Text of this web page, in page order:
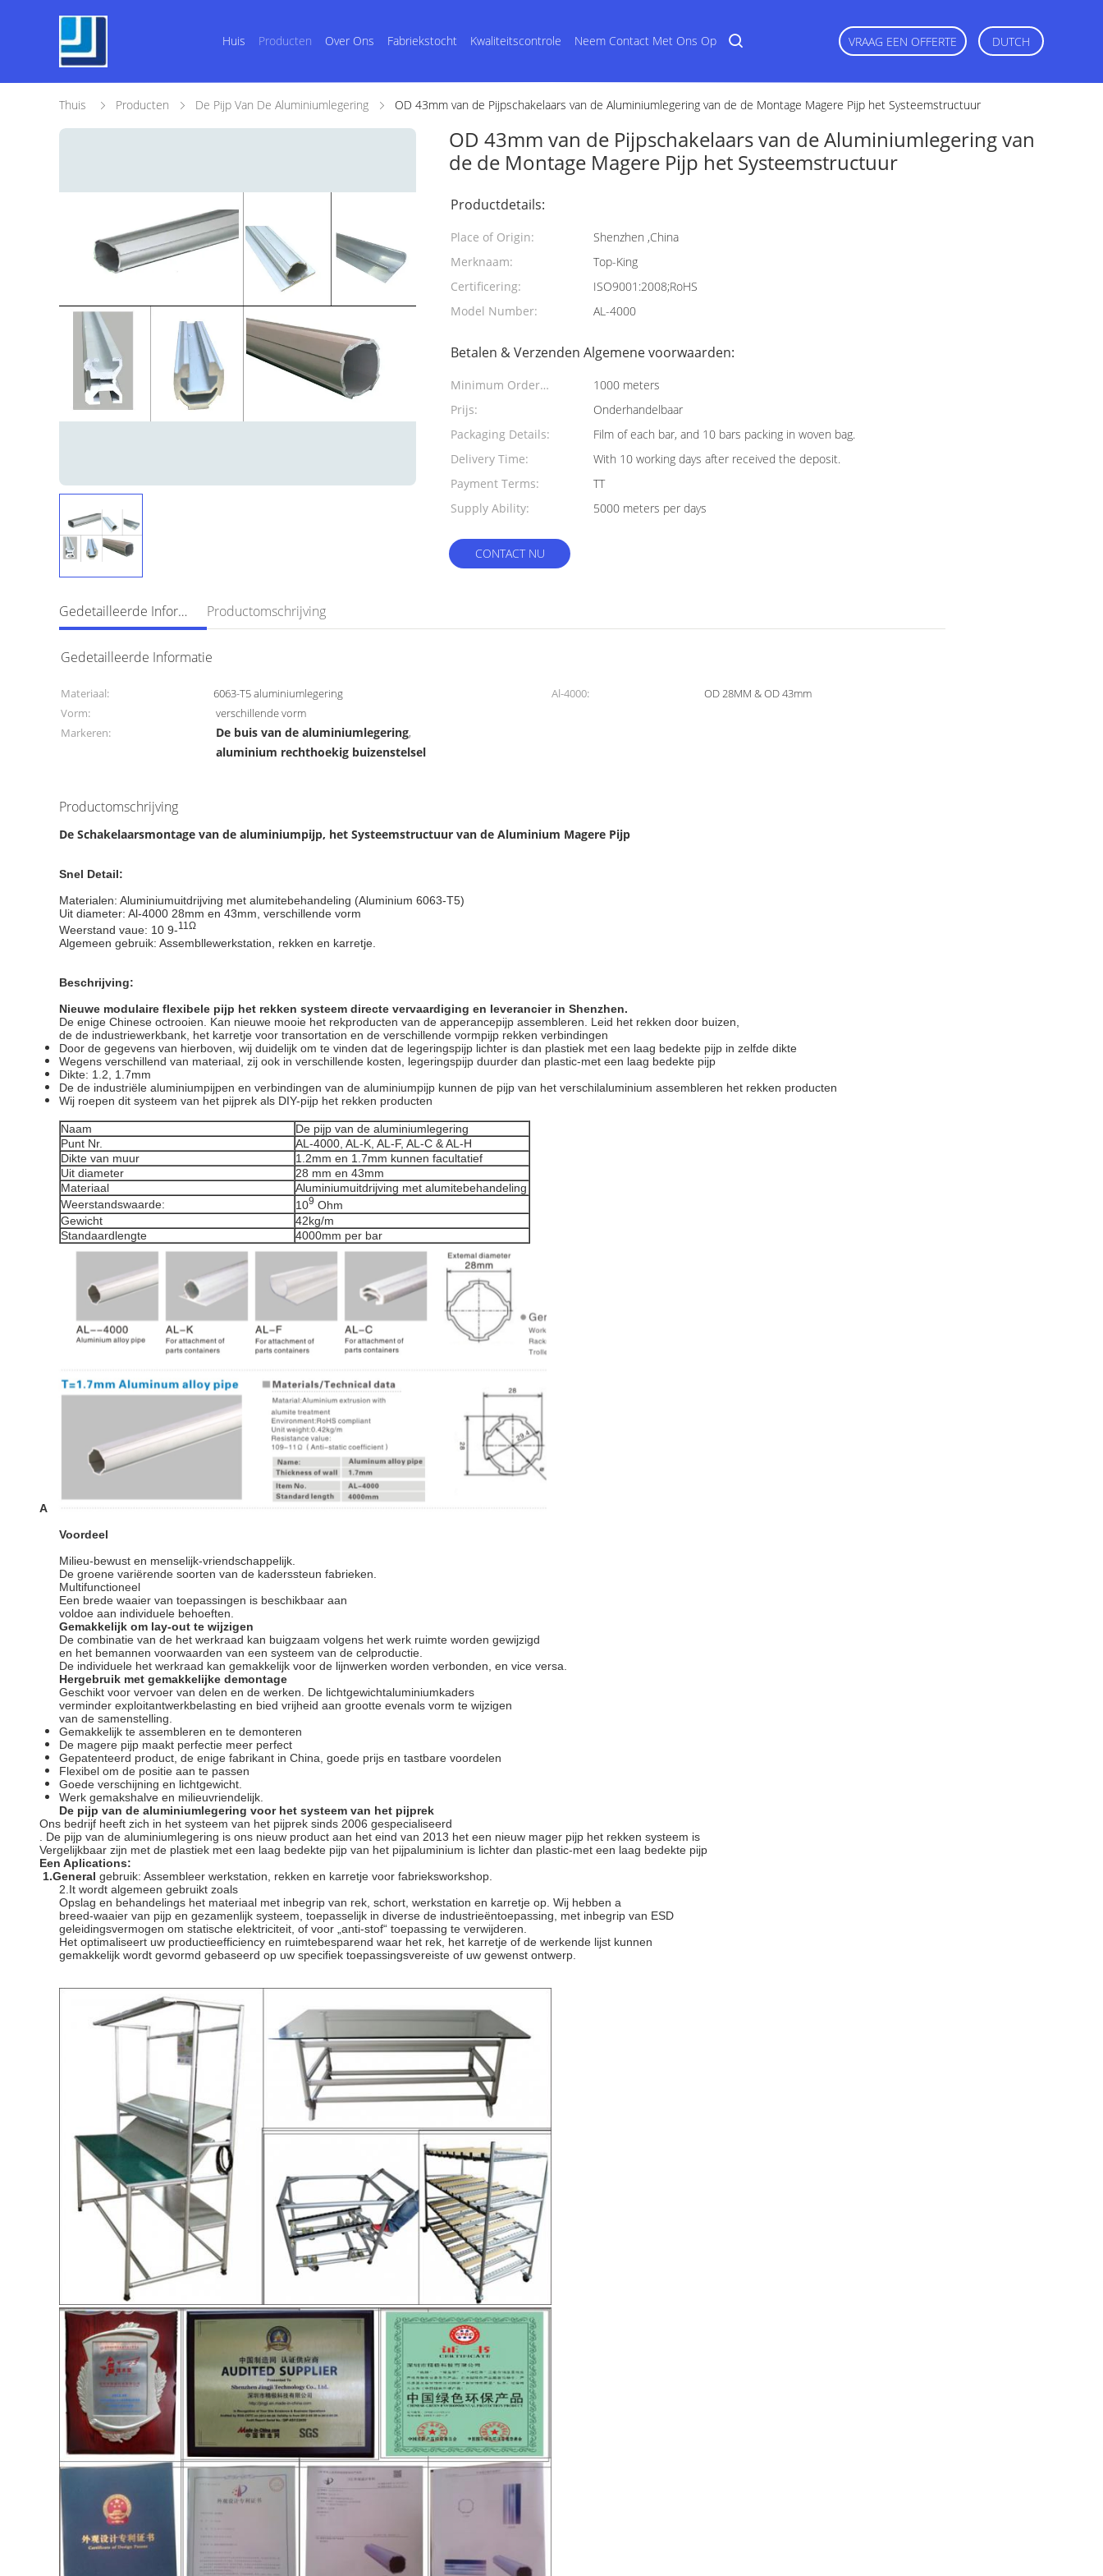
Huis Producten Over Ons Fabriekstocht Kwaliteitscontrole Neem Contact Met Ons Op VRAAG EEN OFFERTE DUTCH
Thuis Producten De Pijp Van De Aluminiumlegering OD 43mm van de Pijpschakelaars van de Aluminiumlegering van de de Montage Magere Pijp het Systeemstructuur
OD 43mm van de Pijpschakelaars van de Aluminiumlegering van
de de Montage Magere Pijp het Systeemstructuur
Productdetails:
Place of Origin:
Shenzhen ,China
Merknaam:
Top-King
Certificering:
ISO9001:2008;RoHS
Model Number:
AL-4000
Betalen & Verzenden Algemene voorwaarden:
Minimum Order
Quantity:
1000 meters
Prijs:
Onderhandelbaar
Packaging Details:
Film of each bar, and 10 bars packing in woven bag.
Delivery Time:
With 10 working days after received the deposit.
Payment Terms:
TT
Supply Ability:
5000 meters per days
CONTACT NU
Gedetailleerde Informatie Productomschrijving
Gedetailleerde Informatie
Materiaal: 6063-T5 aluminiumlegering Al-4000:
OD 28MM & OD 43mm
Vorm:
verschillende vorm
Markeren:
De buis van de aluminiumlegering,
aluminium rechthoekig buizenstelsel
Productomschrijving
De Schakelaarsmontage van de aluminiumpijp, het Systeemstructuur van de Aluminium Magere Pijp
Snel Detail:
Materialen: Aluminiumuitdrijving met alumitebehandeling (Aluminium 6063-T5)
Uit diameter: Al-4000 28mm en 43mm, verschillende vorm
Weerstand vaue: 10 9-11Ω
Algemeen gebruik: Assembllewerkstation, rekken en karretje.
Beschrijving:
Nieuwe modulaire flexibele pijp het rekken systeem directe vervaardiging en leverancier in Shenzhen.
De enige Chinese octrooien. Kan nieuwe mooie het rekproducten van de apperancepijp assembleren. Leid het rekken door buizen,
de de industriewerkbank, het karretje voor transortation en de verschillende vormpijp rekken verbindingen
Door de gegevens van hierboven, wij duidelijk om te vinden dat de legeringspijp lichter is dan plastiek met een laag bedekte pijp in zelfde dikte
Wegens verschillend van materiaal, zij ook in verschillende kosten, legeringspijp duurder dan plastic-met een laag bedekte pijp
Dikte: 1.2, 1.7mm
De de industriële aluminiumpijpen en verbindingen van de aluminiumpijp kunnen de pijp van het verschilaluminium assembleren het rekken producten
Wij roepen dit systeem van het pijprek als DIY-pijp het rekken producten
Naam
De pijp van de aluminiumlegering
Punt Nr.
AL-4000, AL-K, AL-F, AL-C & AL-H
Dikte van muur
1.2mm en 1.7mm kunnen facultatief
Uit diameter
28 mm en 43mm
Materiaal
Aluminiumuitdrijving met alumitebehandeling
Weerstandswaarde:
109 Ohm
Gewicht
42kg/m
Standaardlengte
4000mm per bar
A
Voordeel
Milieu-bewust en menselijk-vriendschappelijk.
De groene variërende soorten van de kaderssteun fabrieken.
Multifunctioneel
Een brede waaier van toepassingen is beschikbaar aan
voldoe aan individuele behoeften.
Gemakkelijk om lay-out te wijzigen
De combinatie van de het werkraad kan buigzaam volgens het werk ruimte worden gewijzigd
en het bemannen voorwaarden van een systeem van de celproductie.
De individuele het werkraad kan gemakkelijk voor de lijnwerken worden verbonden, en vice versa.
Hergebruik met gemakkelijke demontage
Geschikt voor vervoer van delen en de werken. De lichtgewichtaluminiumkaders
verminder exploitantwerkbelasting en bied vrijheid aan grootte evenals vorm te wijzigen
van de samenstelling.
Gemakkelijk te assembleren en te demonteren
De magere pijp maakt perfectie meer perfect
Gepatenteerd product, de enige fabrikant in China, goede prijs en tastbare voordelen
Flexibel om de positie aan te passen
Goede verschijning en lichtgewicht.
Werk gemakshalve en milieuvriendelijk.
De pijp van de aluminiumlegering voor het systeem van het pijprek
Ons bedrijf heeft zich in het systeem van het pijprek sinds 2006 gespecialiseerd
. De pijp van de aluminiumlegering is ons nieuw product aan het eind van 2013 het een nieuw mager pijp het rekken systeem is
Vergelijkbaar zijn met de plastiek met een laag bedekte pijp van het pijpaluminium is lichter dan plastic-met een laag bedekte pijp
Een Aplications:
1.General gebruik: Assembleer werkstation, rekken en karretje voor fabrieksworkshop.
2.It wordt algemeen gebruikt zoals
Opslag en behandelings het materiaal met inbegrip van rek, schort, werkstation en karretje op. Wij hebben a
breed-waaier van pijp en gezamenlijk systeem, toepasselijk in diverse de industrieëntoepassing, met inbegrip van ESD
geleidingsvermogen om statische elektriciteit, of voor „anti-stof“ toepassing te verwijderen.
Het optimaliseert uw productieefficiency en ruimtebesparend waar het rek, het karretje of de werkende lijst kunnen
gemakkelijk wordt gevormd gebaseerd op uw specifiek toepassingsvereiste of uw gewenst ontwerp.